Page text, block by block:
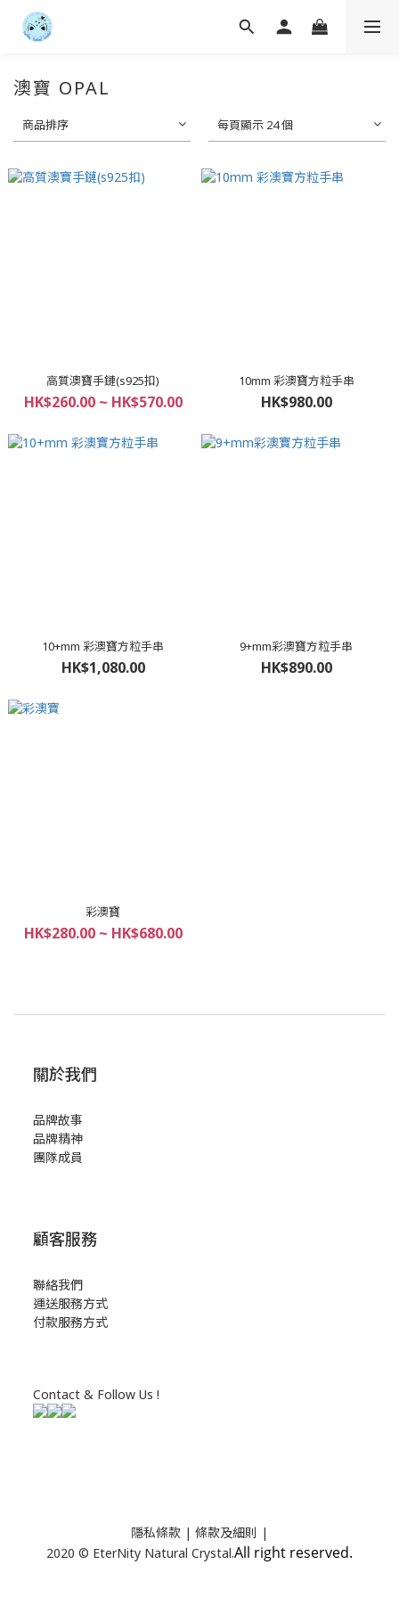
澳寶 OPAL
商品排序 每頁顯示 24 個
高質澳寶手鏈(s925扣)
HK$260.00 ~ HK$570.00
10mm 彩澳寶方粒手串
HK$980.00
10+mm 彩澳寶方粒手串
HK$1,080.00
9+mm彩澳寶方粒手串
HK$890.00
彩澳寶
HK$280.00 ~ HK$680.00
關於我們
品牌故事
品牌精神
團隊成員
顧客服務
聯絡我們
運送服務方式
付款服務方式
Contact & Follow Us !
隱私條款 | 條款及細則 |
2020 © EterNity Natural Crystal.All right reserved.